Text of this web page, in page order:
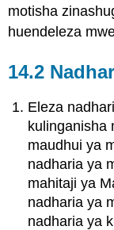
motisha
huendeleza
14.2
Eleza
kulinganisha
maudhui ya
nadharia ya
mahitaji ya
nadharia ya
nadharia ya